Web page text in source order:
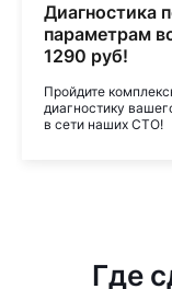
Диагностика
параметрам
1290 руб!
Пройдите
диагностику
в сети наших СТО!
Где